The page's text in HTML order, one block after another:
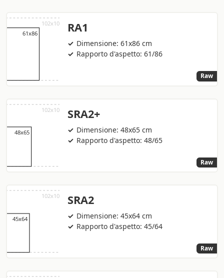
RA1
Dimensione: 61x86 cm
Rapporto d'aspetto: 61/86
Raw
SRA2+
Dimensione: 48x65 cm
Rapporto d'aspetto: 48/65
Raw
SRA2
Dimensione: 45x64 cm
Rapporto d'aspetto: 45/64
Raw